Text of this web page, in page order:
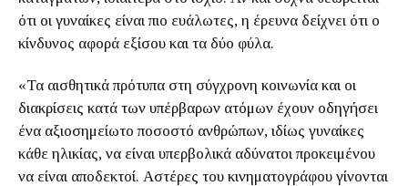
ότι οι γυναίκες είναι πιο ευάλωτες, η έρευνα δείχνει ότι ο
κίνδυνος αφορά εξίσου και τα δύο φύλα.
«Τα αισθητικά πρότυπα στη σύγχρονη κοινωνία και οι
διακρίσεις κατά των υπέρβαρων ατόμων έχουν οδηγήσει
ένα αξιοσημείωτο ποσοστό ανθρώπων, ιδίως γυναίκες
κάθε ηλικίας, να είναι υπερβολικά αδύνατοι προκειμένου
να είναι αποδεκτοί. Αστέρες του κινηματογράφου γίνονται